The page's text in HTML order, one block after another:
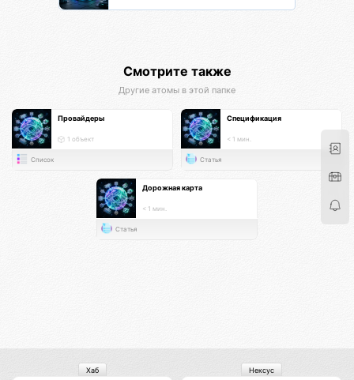
Смотрите также
Другие атомы в этой папке
Провайдеры
1 объект
Список
Спецификация
< 1 мин.
Статья
Дорожная карта
< 1 мин.
Статья
Хаб Нексус